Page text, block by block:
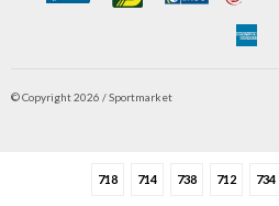
718 714 738 712 734
© Copyright 2026 / Sportmarket